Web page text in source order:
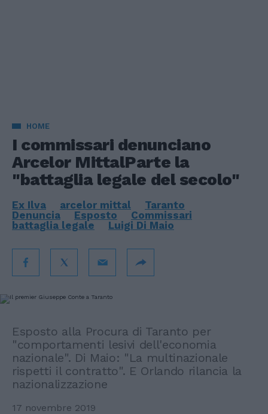
HOME
I commissari denunciano
Arcelor MittalParte la
"battaglia legale del secolo"
Ex Ilva arcelor mittal
Taranto
Denuncia
Esposto
Commissari
battaglia legale
Luigi Di Maio
Esposto alla Procura di Taranto per
"comportamenti lesivi dell'economia
nazionale". Di Maio: "La multinazionale
rispetti il contratto". E Orlando rilancia la
nazionalizzazione
17 novembre 2019